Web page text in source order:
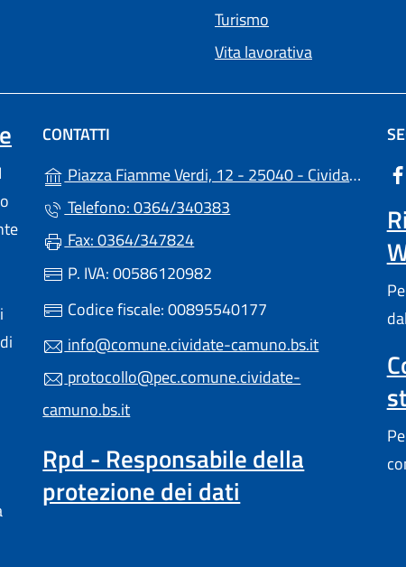
Turismo
Vita lavorativa
CONTATTI
Piazza Fiamme Verdi, 12 - 25040 - Cividate Camuno (BS)
Telefono: 0364/340383
Fax: 0364/347824
P. IVA: 00586120982
Codice fiscale: 00895540177
info@comune.cividate-camuno.bs.it
protocollo@pec.comune.cividate-
camuno.bs.it
Rpd - Responsabile della
protezione dei dati